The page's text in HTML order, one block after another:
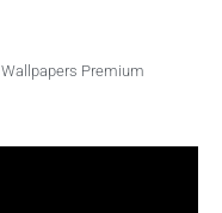
Wallpapers Premium